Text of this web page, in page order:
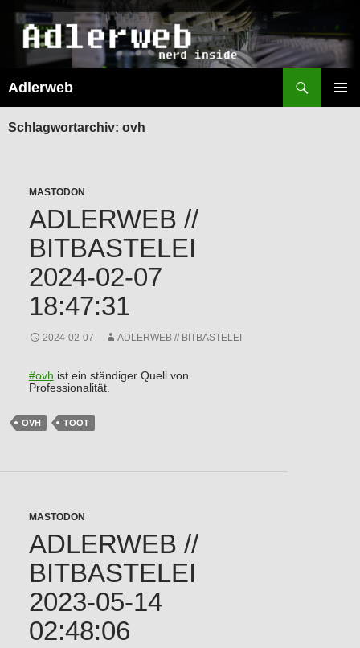
Adlerweb
SPRINGEN
Schlagwortarchiv: ovh
MASTODON
ADLERWEB //
BITBASTELEI
2024-02-07
18:47:31
2024-02-07 ADLERWEB // BITBASTELEI
#ovh ist ein ständiger Quell von
Professionalität.
OVH TOOT
MASTODON
ADLERWEB //
BITBASTELEI
2023-05-14
02:48:06